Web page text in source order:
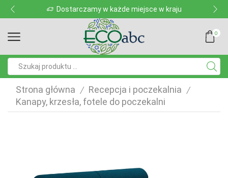
Dostarczamy w każde miejsce w kraju
0
Strona główna / Recepcja i poczekalnia /
Kanapy, krzesła, fotele do poczekalni